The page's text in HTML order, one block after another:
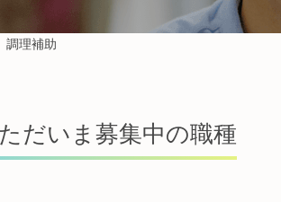
調理補助
ただいま募集中の職種